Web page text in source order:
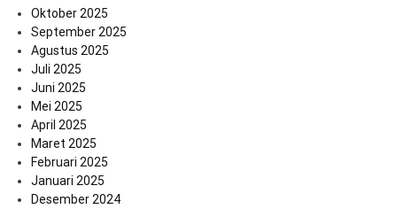
Oktober 2025
September 2025
Agustus 2025
Juli 2025
Juni 2025
Mei 2025
April 2025
Maret 2025
Februari 2025
Januari 2025
Desember 2024